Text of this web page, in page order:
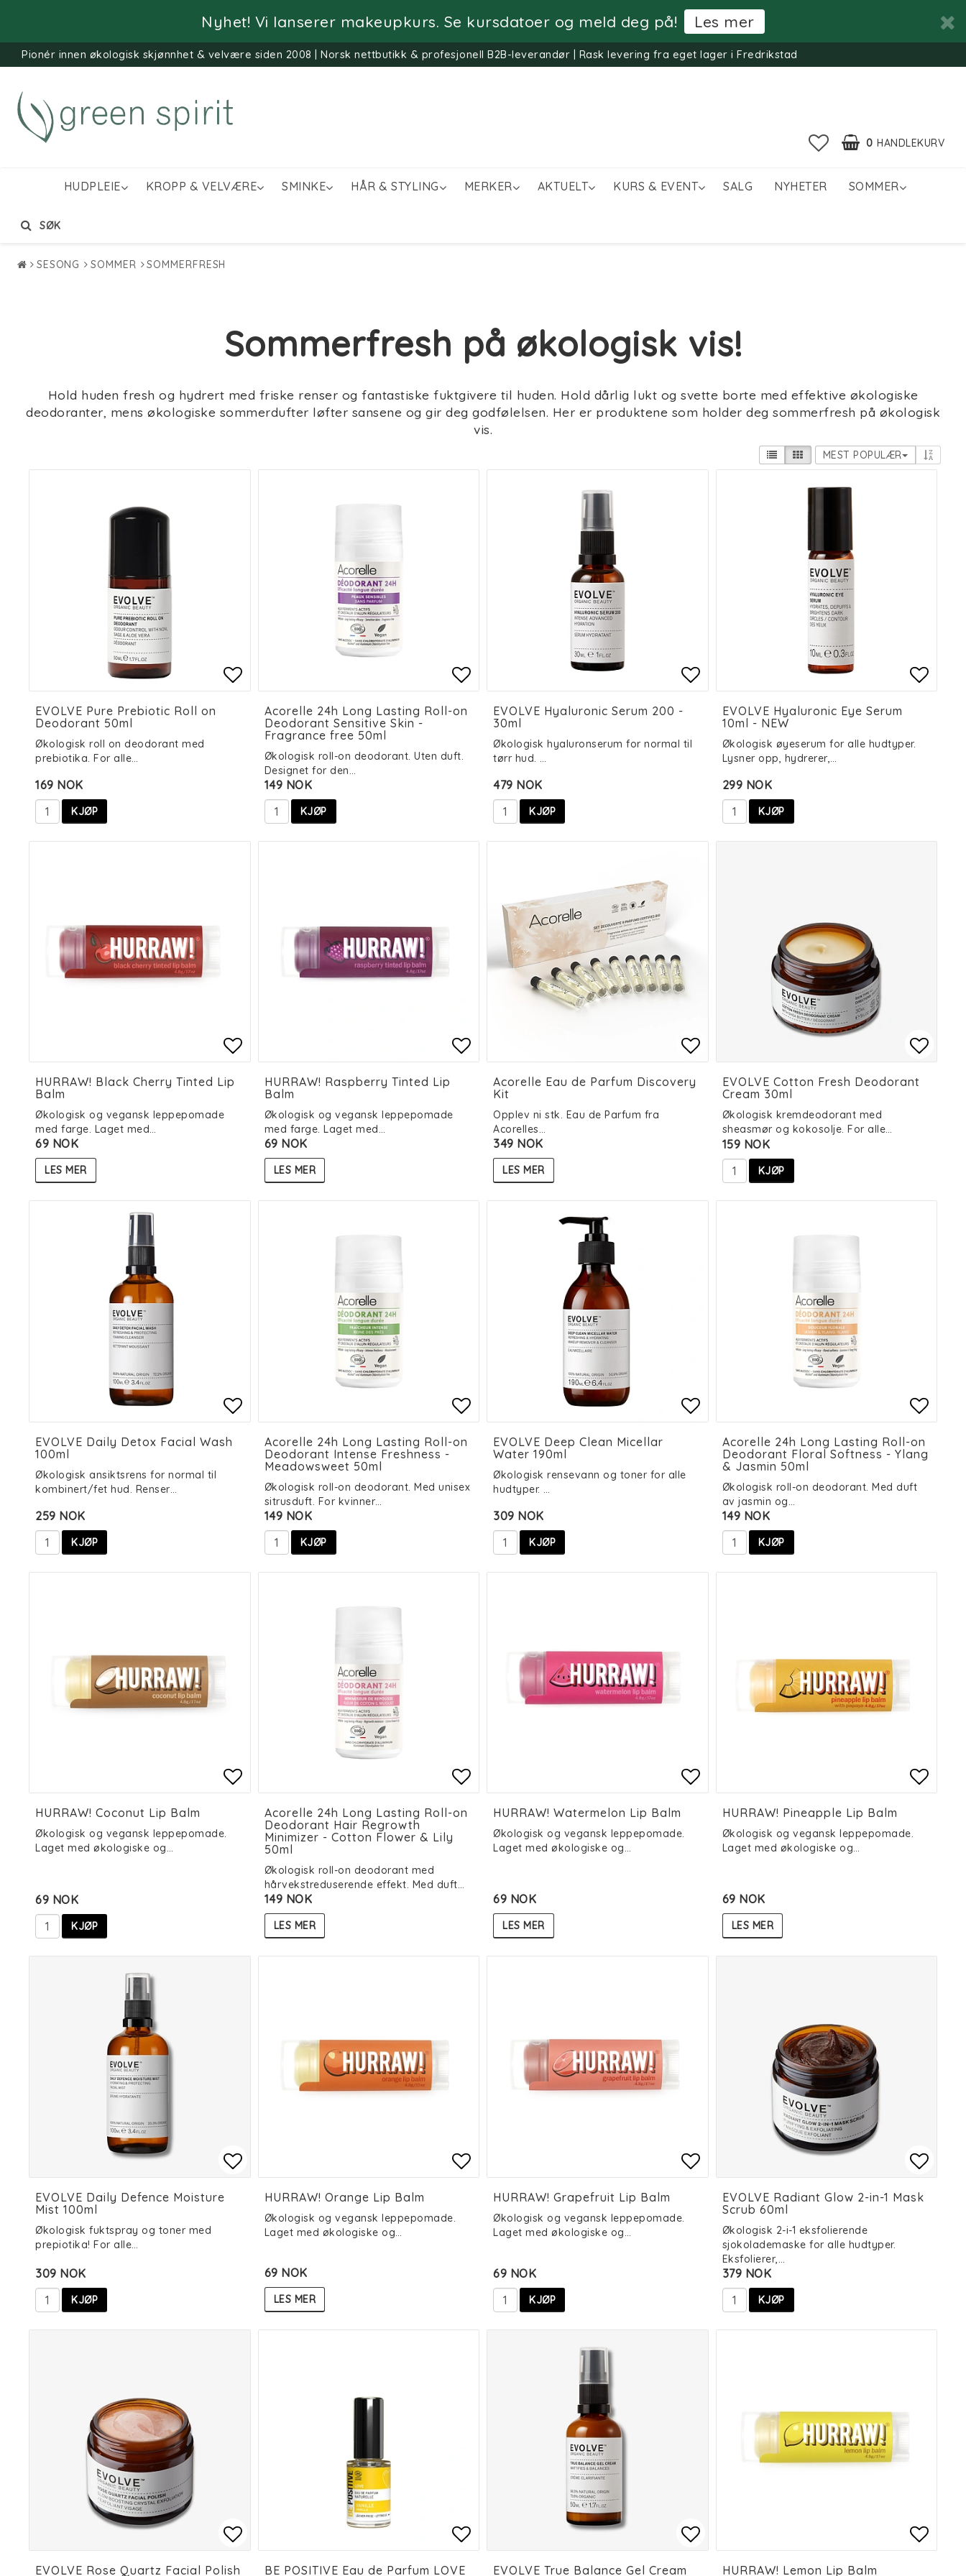
Nyhet! Vi lanserer makeupkurs. Se kursdatoer og meld deg på! Les mer
Pionér innen økologisk skjønnhet & velvære siden 2008 | Norsk nettbutikk & profesjonell B2B-leverandør | Rask levering fra eget lager i Fredrikstad
0 HANDLEKURV
HUDPLEIE KROPP & VELVÆRE SMINKE HÅR & STYLING MERKER AKTUELT KURS & EVENT SALG NYHETER SOMMER
SØK
SESONG SOMMER SOMMERFRESH
Sommerfresh på økologisk vis!
Hold huden fresh og hydrert med friske renser og fantastiske fuktgivere til huden. Hold dårlig lukt og svette borte med effektive økologiske
deodoranter, mens økologiske sommerdufter løfter sansene og gir deg godfølelsen. Her er produktene som holder deg sommerfresh på økologisk
vis.
MEST POPULÆR
Add to list of favorites
Add to list of favorites
EVOLVE Pure Prebiotic Roll on
Deodorant 50ml
Økologisk roll on deodorant med
prebiotika. For alle…
169 NOK
KJØP
Add to list of favorites
Add to list of favorites
Acorelle 24h Long Lasting Roll-on
Deodorant Sensitive Skin -
Fragrance free 50ml
Økologisk roll-on deodorant. Uten duft.
Designet for den…
149 NOK
KJØP
Add to list of favorites
Add to list of favorites
EVOLVE Hyaluronic Serum 200 -
30ml
Økologisk hyaluronserum for normal til
tørr hud. …
479 NOK
KJØP
EVOLVE Hyaluronic Eye Serum
10ml - NEW
Økologisk øyeserum for alle hudtyper.
Lysner opp, hydrerer,…
299 NOK
KJØP
Add to list of favorites
Add to list of favorites
HURRAW! Black Cherry Tinted Lip
Balm
Økologisk og vegansk leppepomade
med farge. Laget med…
69 NOK
LES MER
Add to list of favorites
Add to list of favorites
HURRAW! Raspberry Tinted Lip
Balm
Økologisk og vegansk leppepomade
med farge. Laget med…
69 NOK
LES MER
Add to list of favorites
Add to list of favorites
Acorelle Eau de Parfum Discovery
Kit
Opplev ni stk. Eau de Parfum fra
Acorelles…
349 NOK
LES MER
Add
Add
EVOLVE Cotton Fresh Deodorant
Cream 30ml
Økologisk kremdeodorant med
sheasmør og kokosolje. For alle…
159 NOK
KJØP
Add to list of favorites
Add to list of favorites
EVOLVE Daily Detox Facial Wash
100ml
Økologisk ansiktsrens for normal til
kombinert/fet hud. Renser…
259 NOK
KJØP
Add to list of favorites
Add to list of favorites
Acorelle 24h Long Lasting Roll-on
Deodorant Intense Freshness -
Meadowsweet 50ml
Økologisk roll-on deodorant. Med unisex
sitrusduft. For kvinner…
149 NOK
KJØP
Add to list of favorites
Add to list of favorites
EVOLVE Deep Clean Micellar
Water 190ml
Økologisk rensevann og toner for alle
hudtyper. …
309 NOK
KJØP
Add
Add
Acorelle 24h Long Lasting Roll-on
Deodorant Floral Softness - Ylang
& Jasmin 50ml
Økologisk roll-on deodorant. Med duft
av jasmin og…
149 NOK
KJØP
Add to list of favorites
Add to list of favorites
HURRAW! Coconut Lip Balm
Økologisk og vegansk leppepomade.
Laget med økologiske og…
69 NOK
KJØP
Add to list of favorites
Add to list of favorites
Acorelle 24h Long Lasting Roll-on
Deodorant Hair Regrowth
Minimizer - Cotton Flower & Lily
50ml
Økologisk roll-on deodorant med
hårvekstreduserende effekt. Med duft…
149 NOK
LES MER
Add to list of favorites
Add to list of favorites
HURRAW! Watermelon Lip Balm
Økologisk og vegansk leppepomade.
Laget med økologiske og…
69 NOK
LES MER
HURRAW! Pineapple Lip Balm
Økologisk og vegansk leppepomade.
Laget med økologiske og…
69 NOK
LES MER
Add to list of favorites
Add to list of favorites
EVOLVE Daily Defence Moisture
Mist 100ml
Økologisk fuktspray og toner med
prepiotika! For alle…
309 NOK
KJØP
Add to list of favorites
Add to list of favorites
HURRAW! Orange Lip Balm
Økologisk og vegansk leppepomade.
Laget med økologiske og…
69 NOK
LES MER
Add to list of favorites
Add to list of favorites
HURRAW! Grapefruit Lip Balm
Økologisk og vegansk leppepomade.
Laget med økologiske og…
69 NOK
KJØP
Add
Add
EVOLVE Radiant Glow 2-in-1 Mask
Scrub 60ml
Økologisk 2-i-1 eksfolierende
sjokolademaske for alle hudtyper.
Eksfolierer,…
379 NOK
KJØP
Add to list of favorites
Add to list of favorites
EVOLVE Rose Quartz Facial Polish
Add to list of favorites
Add to list of favorites
BE POSITIVE Eau de Parfum LOVE
Add to list of favorites
Add to list of favorites
EVOLVE True Balance Gel Cream
HURRAW! Lemon Lip Balm